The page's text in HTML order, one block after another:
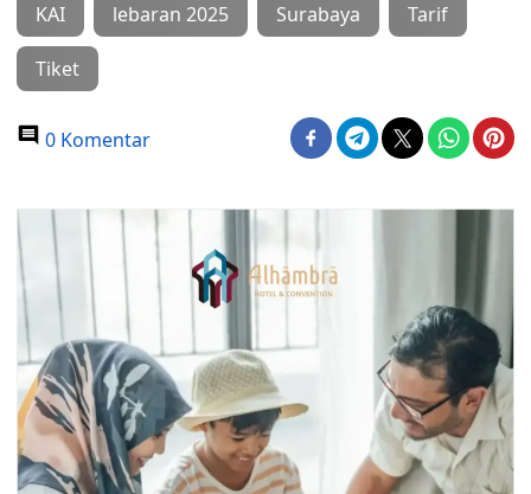
KAI lebaran 2025 Surabaya Tarif
Tiket
0 Komentar